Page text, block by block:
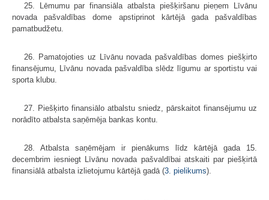
25. Lēmumu par finansiāla atbalsta piešķiršanu pieņem Līvānu
novada pašvaldības dome apstiprinot kārtējā gada pašvaldības
pamatbudžetu.
26. Pamatojoties uz Līvānu novada pašvaldības domes piešķirto
finansējumu, Līvānu novada pašvaldība slēdz līgumu ar sportistu vai
sporta klubu.
27. Piešķirto finansiālo atbalstu sniedz, pārskaitot finansējumu uz
norādīto atbalsta saņēmēja bankas kontu.
28. Atbalsta saņēmējam ir pienākums līdz kārtējā gada 15.
decembrim iesniegt Līvānu novada pašvaldībai atskaiti par piešķirtā
finansiālā atbalsta izlietojumu kārtējā gadā (3. pielikums).